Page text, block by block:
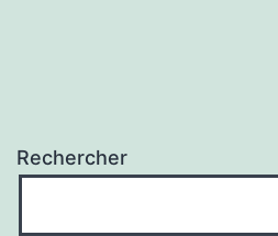
Rechercher